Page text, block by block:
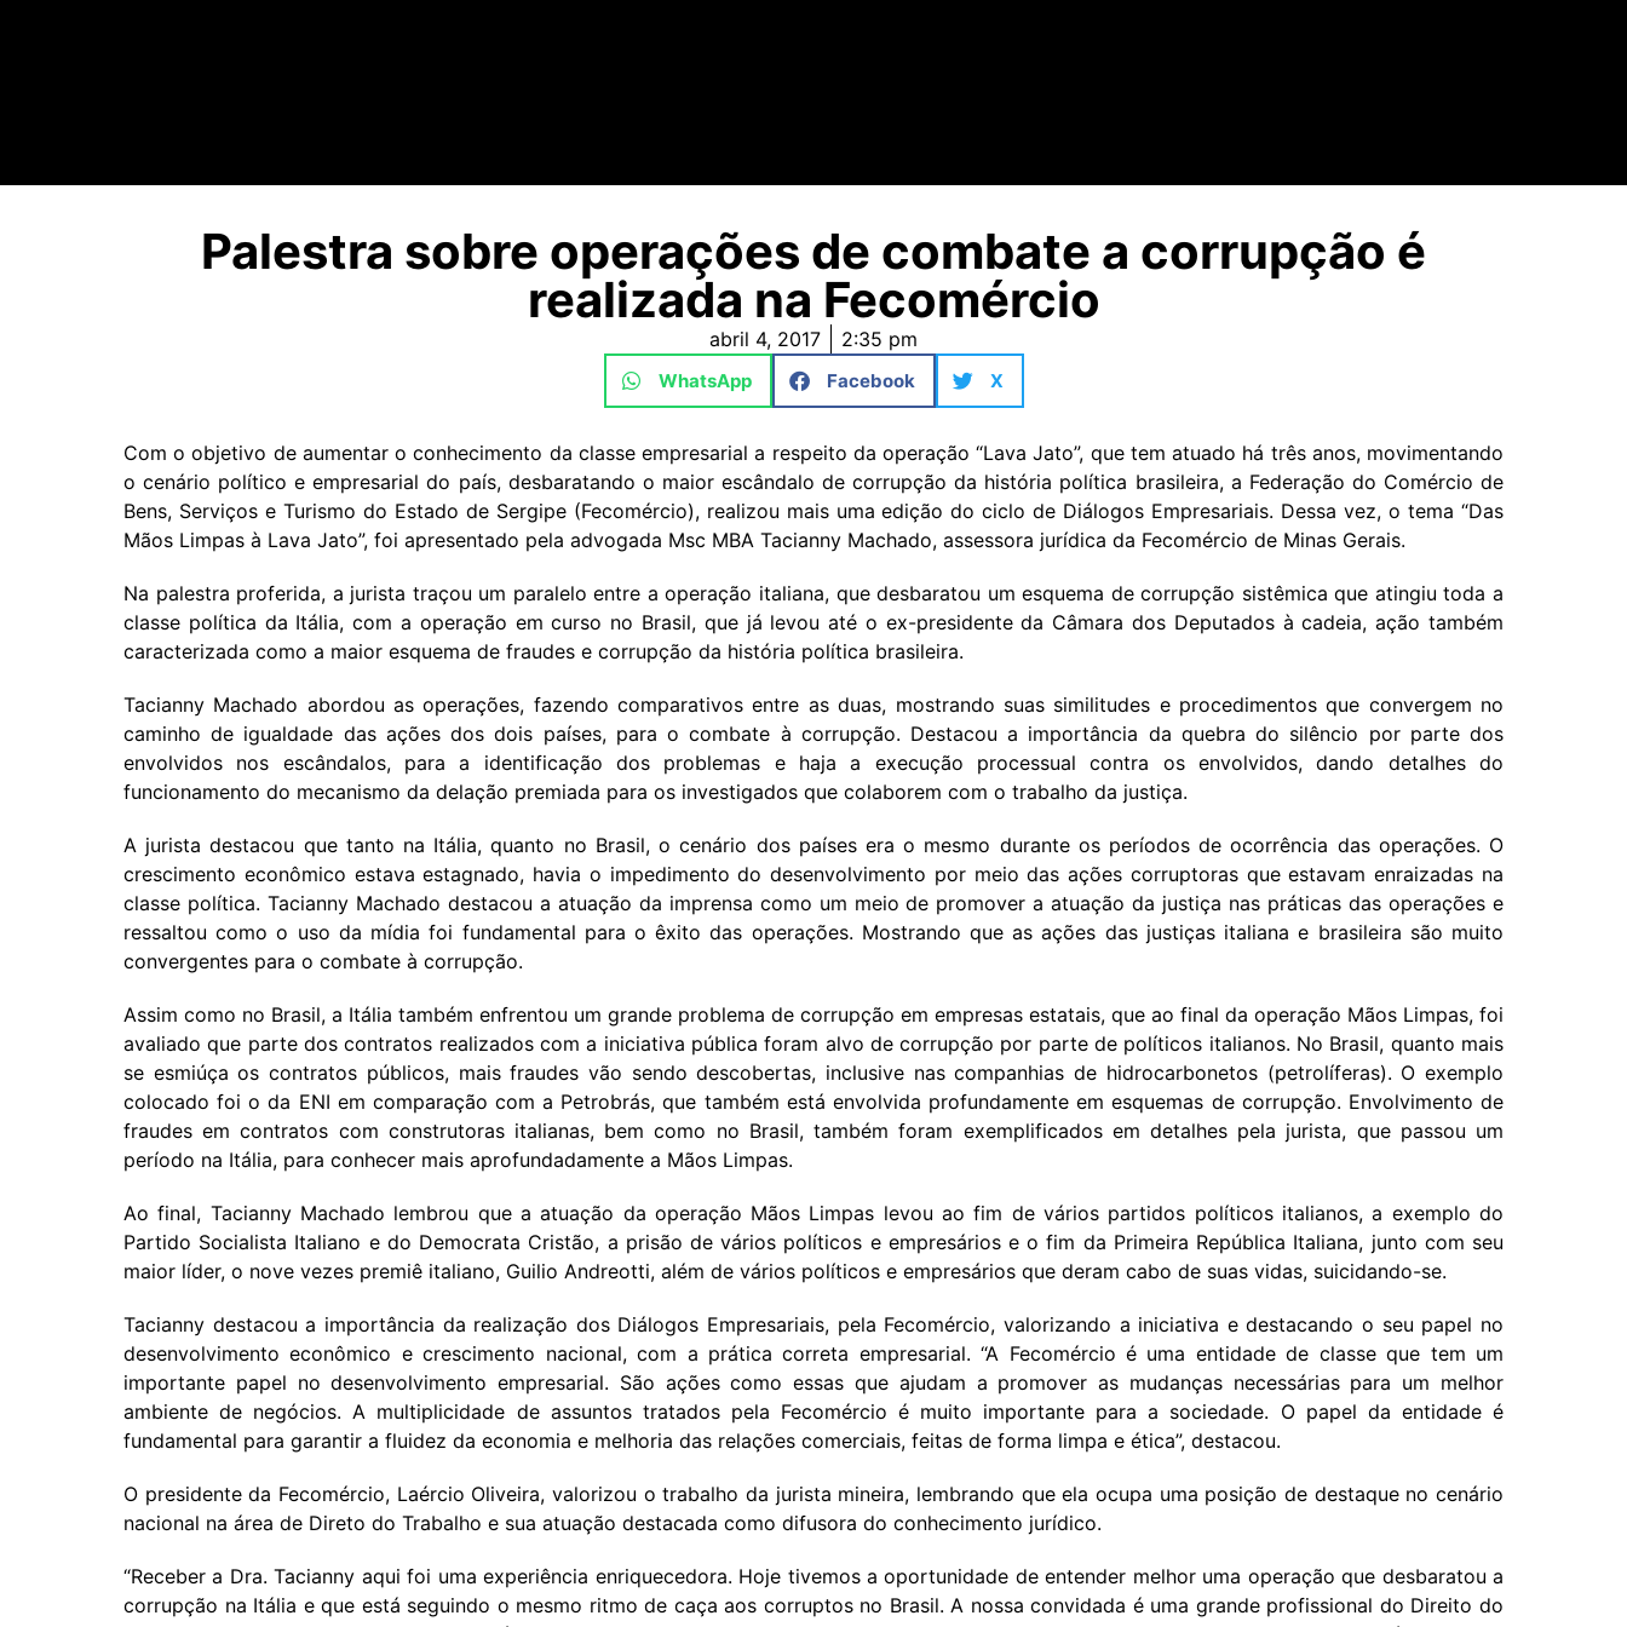
Palestra sobre operações de combate a corrupção é
realizada na Fecomércio
abril 4, 2017 2:35 pm
WhatsApp Facebook X
Com o objetivo de aumentar o conhecimento da classe empresarial a respeito da operação “Lava Jato”, que tem atuado há três anos, movimentando
o cenário político e empresarial do país, desbaratando o maior escândalo de corrupção da história política brasileira, a Federação do Comércio de
Bens, Serviços e Turismo do Estado de Sergipe (Fecomércio), realizou mais uma edição do ciclo de Diálogos Empresariais. Dessa vez, o tema “Das
Mãos Limpas à Lava Jato”, foi apresentado pela advogada Msc MBA Tacianny Machado, assessora jurídica da Fecomércio de Minas Gerais.
Na palestra proferida, a jurista traçou um paralelo entre a operação italiana, que desbaratou um esquema de corrupção sistêmica que atingiu toda a
classe política da Itália, com a operação em curso no Brasil, que já levou até o ex-presidente da Câmara dos Deputados à cadeia, ação também
caracterizada como a maior esquema de fraudes e corrupção da história política brasileira.
Tacianny Machado abordou as operações, fazendo comparativos entre as duas, mostrando suas similitudes e procedimentos que convergem no
caminho de igualdade das ações dos dois países, para o combate à corrupção. Destacou a importância da quebra do silêncio por parte dos
envolvidos nos escândalos, para a identificação dos problemas e haja a execução processual contra os envolvidos, dando detalhes do
funcionamento do mecanismo da delação premiada para os investigados que colaborem com o trabalho da justiça.
A jurista destacou que tanto na Itália, quanto no Brasil, o cenário dos países era o mesmo durante os períodos de ocorrência das operações. O
crescimento econômico estava estagnado, havia o impedimento do desenvolvimento por meio das ações corruptoras que estavam enraizadas na
classe política. Tacianny Machado destacou a atuação da imprensa como um meio de promover a atuação da justiça nas práticas das operações e
ressaltou como o uso da mídia foi fundamental para o êxito das operações. Mostrando que as ações das justiças italiana e brasileira são muito
convergentes para o combate à corrupção.
Assim como no Brasil, a Itália também enfrentou um grande problema de corrupção em empresas estatais, que ao final da operação Mãos Limpas, foi
avaliado que parte dos contratos realizados com a iniciativa pública foram alvo de corrupção por parte de políticos italianos. No Brasil, quanto mais
se esmiúça os contratos públicos, mais fraudes vão sendo descobertas, inclusive nas companhias de hidrocarbonetos (petrolíferas). O exemplo
colocado foi o da ENI em comparação com a Petrobrás, que também está envolvida profundamente em esquemas de corrupção. Envolvimento de
fraudes em contratos com construtoras italianas, bem como no Brasil, também foram exemplificados em detalhes pela jurista, que passou um
período na Itália, para conhecer mais aprofundadamente a Mãos Limpas.
Ao final, Tacianny Machado lembrou que a atuação da operação Mãos Limpas levou ao fim de vários partidos políticos italianos, a exemplo do
Partido Socialista Italiano e do Democrata Cristão, a prisão de vários políticos e empresários e o fim da Primeira República Italiana, junto com seu
maior líder, o nove vezes premiê italiano, Guilio Andreotti, além de vários políticos e empresários que deram cabo de suas vidas, suicidando-se.
Tacianny destacou a importância da realização dos Diálogos Empresariais, pela Fecomércio, valorizando a iniciativa e destacando o seu papel no
desenvolvimento econômico e crescimento nacional, com a prática correta empresarial. “A Fecomércio é uma entidade de classe que tem um
importante papel no desenvolvimento empresarial. São ações como essas que ajudam a promover as mudanças necessárias para um melhor
ambiente de negócios. A multiplicidade de assuntos tratados pela Fecomércio é muito importante para a sociedade. O papel da entidade é
fundamental para garantir a fluidez da economia e melhoria das relações comerciais, feitas de forma limpa e ética”, destacou.
O presidente da Fecomércio, Laércio Oliveira, valorizou o trabalho da jurista mineira, lembrando que ela ocupa uma posição de destaque no cenário
nacional na área de Direto do Trabalho e sua atuação destacada como difusora do conhecimento jurídico.
“Receber a Dra. Tacianny aqui foi uma experiência enriquecedora. Hoje tivemos a oportunidade de entender melhor uma operação que desbaratou a
corrupção na Itália e que está seguindo o mesmo ritmo de caça aos corruptos no Brasil. A nossa convidada é uma grande profissional do Direito do